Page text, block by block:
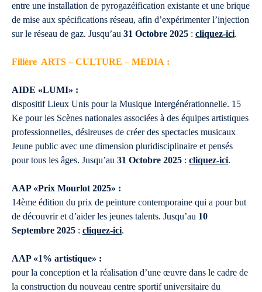
entre une installation de pyrogazéification existante et une brique
de mise aux spécifications réseau, afin d’expérimenter l’injection
sur le réseau de gaz. Jusqu’au 31 Octobre 2025 : cliquez-ici.
Filière ARTS – CULTURE – MEDIA :
AIDE «LUMI» :
dispositif Lieux Unis pour la Musique Intergénérationnelle. 15
Ke pour les Scènes nationales associées à des équipes artistiques
professionnelles, désireuses de créer des spectacles musicaux
Jeune public avec une dimension pluridisciplinaire et pensés
pour tous les âges. Jusqu’au 31 Octobre 2025 : cliquez-ici.
AAP «Prix Mourlot 2025» :
14ème édition du prix de peinture contemporaine qui a pour but
de découvrir et d’aider les jeunes talents. Jusqu’au 10
Septembre 2025 : cliquez-ici.
AAP «1% artistique» :
pour la conception et la réalisation d’une œuvre dans le cadre de
la construction du nouveau centre sportif universitaire du